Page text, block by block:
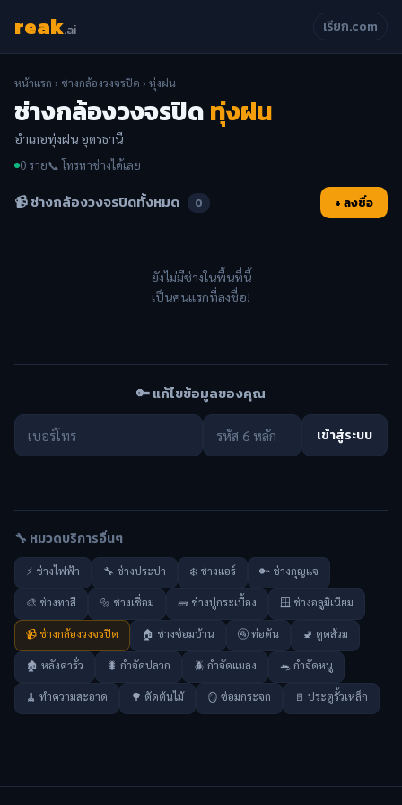
reak.ai เรียก.com
หน้าแรก › ช่างกล้องวงจรปิด › ทุ่งฝน
ช่างกล้องวงจรปิดทุ่งฝน
อำเภอทุ่งฝน อุดรธานี
0 ราย📞 โทรหาช่างได้เลย
📹 ช่างกล้องวงจรปิดทั้งหมด 0 + ลงชื่อ
ยังไม่มีช่างในพื้นที่นี้
เป็นคนแรกที่ลงชื่อ!
🔑 แก้ไขข้อมูลของคุณ
เข้าสู่ระบบ
🔧 หมวดบริการอื่นๆ
⚡ ช่างไฟฟ้า 🔧 ช่างประปา ❄️ ช่างแอร์ 🔑 ช่างกุญแจ
🎨 ช่างทาสี 🔩 ช่างเชื่อม 🧱 ช่างปูกระเบื้อง 🪟 ช่างอลูมิเนียม
📹 ช่างกล้องวงจรปิด 🏠 ช่างซ่อมบ้าน 🚰 ท่อตัน 🚽 ดูดส้วม
🏚️ หลังคารั่ว 🐛 กำจัดปลวก 🪲 กำจัดแมลง 🐀 กำจัดหนู
🧹 ทำความสะอาด 🌳 ตัดต้นไม้ 🪞 ซ่อมกระจก 🚪 ประตูรั้วเหล็ก